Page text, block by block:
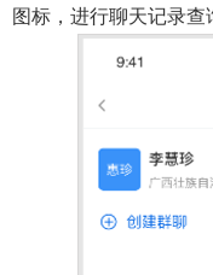
图标，进行聊天记录查